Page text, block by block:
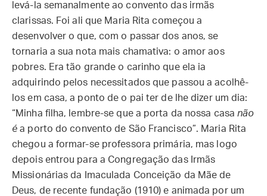
levá-la semanalmente ao convento das irmãs
clarissas. Foi ali que Maria Rita começou a
desenvolver o que, com o passar dos anos, se
tornaria a sua nota mais chamativa: o amor aos
pobres. Era tão grande o carinho que ela ia
adquirindo pelos necessitados que passou a acolhê-
los em casa, a ponto de o pai ter de lhe dizer um dia:
“Minha filha, lembre-se que a porta da nossa casanão
é a porto do convento de São Francisco”. Maria Rita
chegou a formar-se professora primária, mas logo
depois entrou para a Congregação das Irmãs
Missionárias da Imaculada Conceição da Mãe de
Deus, de recente fundação (1910) e animada por um